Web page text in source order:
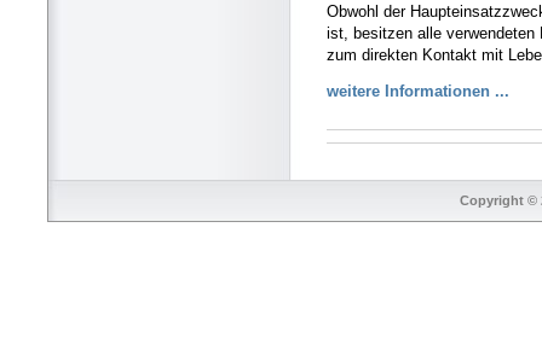
Obwohl der
ist, besitzen alle verwendeten
zum direkten Kontakt mit
weitere Informationen ...
Copyright ©